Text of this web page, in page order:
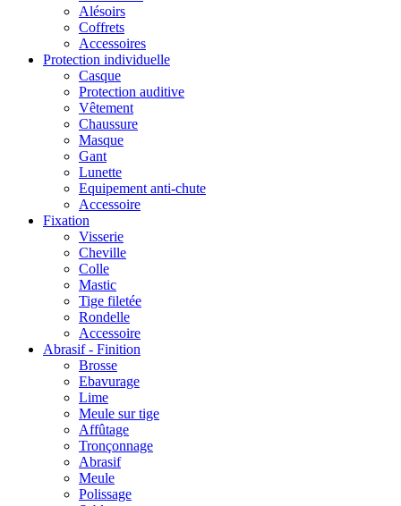
Alésoirs
Coffrets
Accessoires
Protection individuelle
Casque
Protection auditive
Vêtement
Chaussure
Masque
Gant
Lunette
Equipement anti-chute
Accessoire
Fixation
Visserie
Cheville
Colle
Mastic
Tige filetée
Rondelle
Accessoire
Abrasif - Finition
Brosse
Ebavurage
Lime
Meule sur tige
Affûtage
Tronçonnage
Abrasif
Meule
Polissage